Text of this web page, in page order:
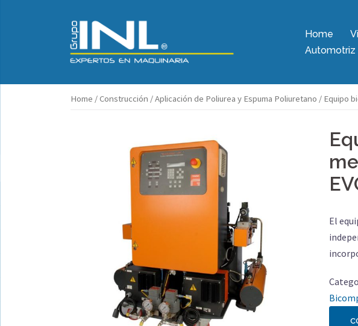
Home
Automotriz
Home /Construcción /Aplicación de Poliurea y Espuma Poliuretano / Equipo
El